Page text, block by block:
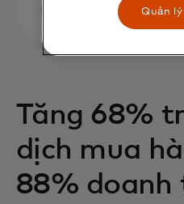
Tăng 68%
dịch mua
88% doanh
Quản